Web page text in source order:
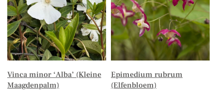
Vinca minor ‘Alba’ (Kleine
Maagdenpalm)
Epimedium rubrum
(Elfenbloem)